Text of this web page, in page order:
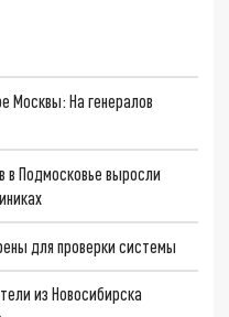
Москвы: На генералов
в Подмосковье выросли
для проверки системы
из Новосибирска